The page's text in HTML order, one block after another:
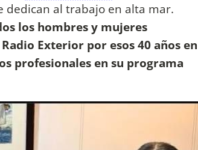
dedican al trabajo en alta mar.
los hombres y mujeres
Exterior por esos 40 años en
profesionales en su programa